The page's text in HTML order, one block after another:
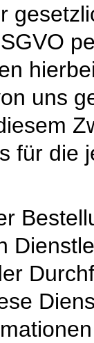
uns
für die